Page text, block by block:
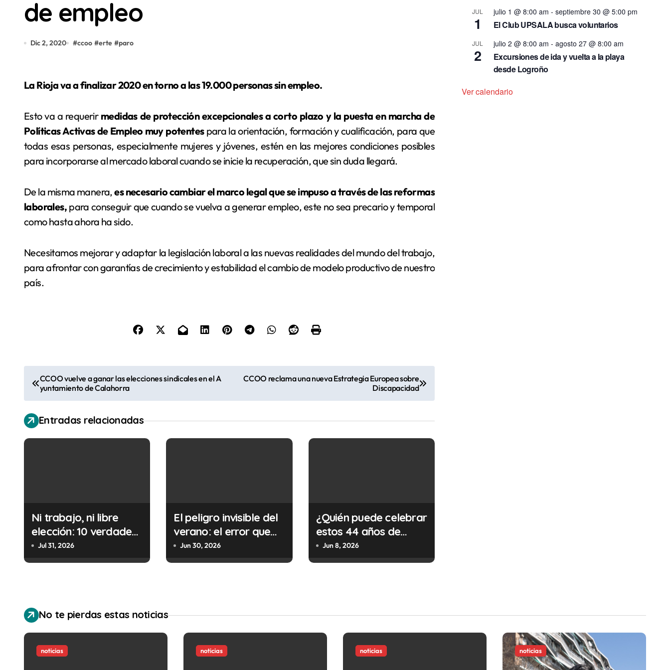
de empleo
Dic 2, 2020 #ccoo #erte #paro
La Rioja va a finalizar 2020 en torno a las 19.000 personas sin empleo.
Esto va a requerir medidas de protección excepcionales a corto plazo y la puesta en marcha de
Políticas Activas de Empleo muy potentespara la orientación, formación y cualificación, para que
todas esas personas, especialmente mujeres y jóvenes, estén en las mejores condiciones posibles
para incorporarse al mercado laboral cuando se inicie la recuperación, que sin duda llegará.
De la misma manera,es necesario cambiar el marco legal que se impuso a través de las reformas
laborales, para conseguir que cuando se vuelva a generar empleo, este no sea precario y temporal
como hasta ahora ha sido.
Necesitamos mejorar y adaptar la legislación laboral a las nuevas realidades del mundo del trabajo,
para afrontar con garantías de crecimiento y estabilidad el cambio de modelo productivo de nuestro
país.
a
v
e
ó
n
e
n
CCOO vuelve a ganar las elecciones sindicales en el A
yuntamiento de Calahorra
CCOO reclama una nueva Estrategia Europea sobre
Discapacidad
Entradas relacionadas
Ni trabajo, ni libre
elección: 10 verdades
urgentes sobre la
abolición de la
Jul 31, 2026
El peligro invisible del
verano: el error que
cometes cada 30
minutos en tu trabajo
Jun 30, 2026
¿Quién puede celebrar
estos 44 años de
autonomía?
Jun 8, 2026
JUL
1
julio 1 @ 8:00 am - septiembre 30 @ 5:00 pm
El Club UPSALA busca voluntarios
JUL
2
julio 2 @ 8:00 am - agosto 27 @ 8:00 am
Excursiones de ida y vuelta a la playa
desde Logroño
Ver calendario
No te pierdas estas noticias
noticias noticias noticias noticias